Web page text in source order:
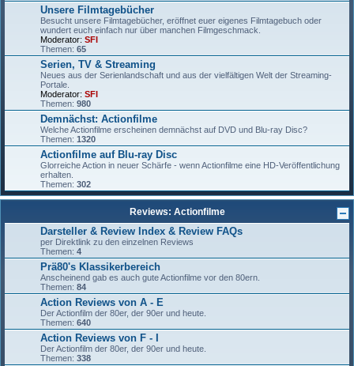
Unsere Filmtagebücher
Besucht unsere Filmtagebücher, eröffnet euer eigenes Filmtagebuch oder
wundert euch einfach nur über manchen Filmgeschmack.
Moderator: SFI
Themen: 65
Serien, TV & Streaming
Neues aus der Serienlandschaft und aus der vielfältigen Welt der Streaming-
Portale.
Moderator: SFI
Themen: 980
Demnächst: Actionfilme
Welche Actionfilme erscheinen demnächst auf DVD und Blu-ray Disc?
Themen: 1320
Actionfilme auf Blu-ray Disc
Glorreiche Action in neuer Schärfe - wenn Actionfilme eine HD-Veröffentlichung
erhalten.
Themen: 302
Reviews: Actionfilme
Darsteller & Review Index & Review FAQs
per Direktlink zu den einzelnen Reviews
Themen: 4
Prä80's Klassikerbereich
Anscheinend gab es auch gute Actionfilme vor den 80ern.
Themen: 84
Action Reviews von A - E
Der Actionfilm der 80er, der 90er und heute.
Themen: 640
Action Reviews von F - I
Der Actionfilm der 80er, der 90er und heute.
Themen: 338